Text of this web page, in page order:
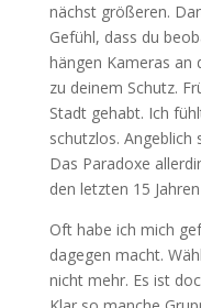
nächst größeren.
Gefühl, dass du
hängen Kameras an
zu deinem Schutz.
Stadt gehabt. Ich
schutzlos.
Das Paradoxe
den letzten 15
Oft habe ich mich
dagegen macht.
nicht mehr. Es ist